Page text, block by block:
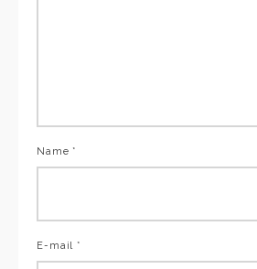
Name *
E-mail *